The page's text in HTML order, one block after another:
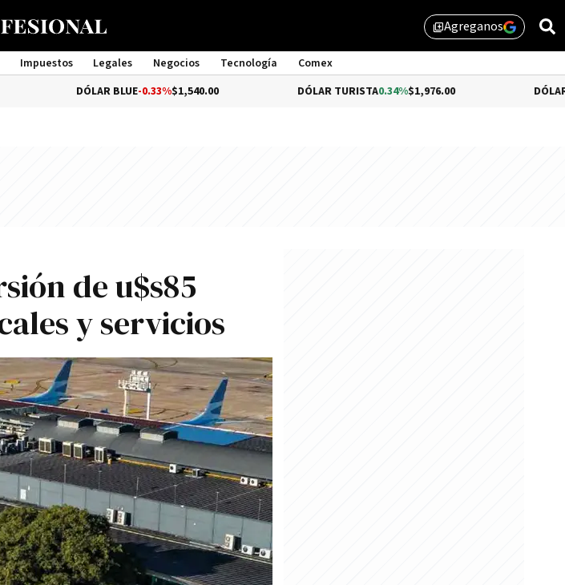
library_addAgreganos
Impuestos Legales Negocios Tecnología
Comex
DÓLAR BLUE-0.33% $1,540.00 DÓLAR TURISTA0.34%$1,976.00 -
de u$s85
y servicios